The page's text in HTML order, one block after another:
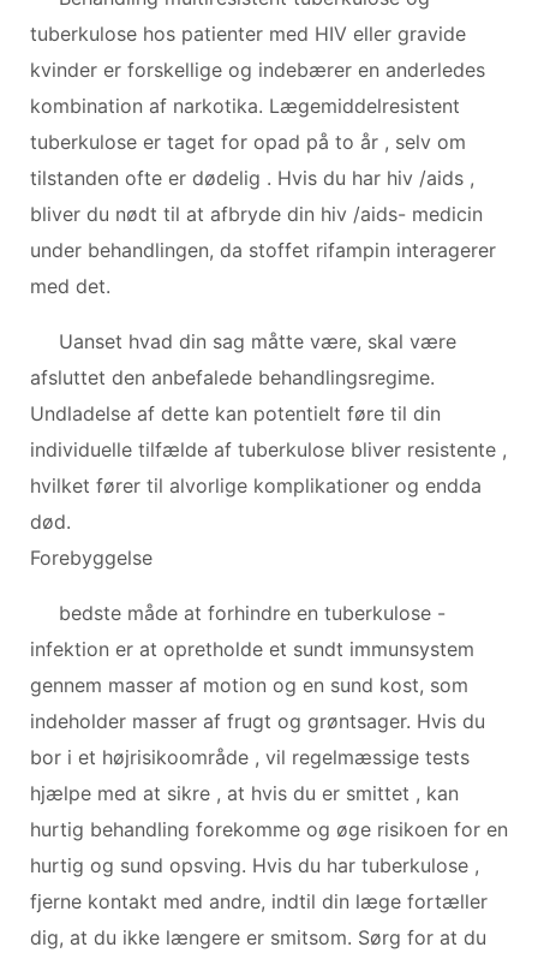
tuberkulose hos patienter med HIV eller gravide
kvinder er forskellige og indebærer en anderledes
kombination af narkotika. Lægemiddelresistent
tuberkulose er taget for opad på to år , selv om
tilstanden ofte er dødelig . Hvis du har hiv /aids ,
bliver du nødt til at afbryde din hiv /aids- medicin
under behandlingen, da stoffet rifampin interagerer
med det.
Uanset hvad din sag måtte være, skal være
afsluttet den anbefalede behandlingsregime.
Undladelse af dette kan potentielt føre til din
individuelle tilfælde af tuberkulose bliver resistente ,
hvilket fører til alvorlige komplikationer og endda
død.
Forebyggelse
bedste måde at forhindre en tuberkulose -
infektion er at opretholde et sundt immunsystem
gennem masser af motion og en sund kost, som
indeholder masser af frugt og grøntsager. Hvis du
bor i et højrisikoområde , vil regelmæssige tests
hjælpe med at sikre , at hvis du er smittet , kan
hurtig behandling forekomme og øge risikoen for en
hurtig og sund opsving. Hvis du har tuberkulose ,
fjerne kontakt med andre, indtil din læge fortæller
dig, at du ikke længere er smitsom. Sørg for at du